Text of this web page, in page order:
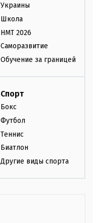
Украины
Школа
НМТ 2026
Саморазвитие
Обучение за границей
Спорт
Бокс
Футбол
Теннис
Биатлон
Другие виды спорта